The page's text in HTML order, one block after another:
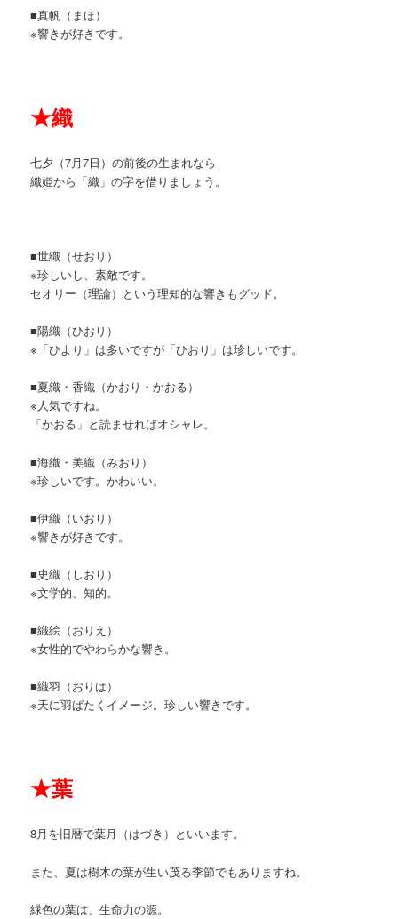
■真帆（まほ）
※響きが好きです。
★織
七夕（7月7日）の前後の生まれなら
織姫から「織」の字を借りましょう。
■世織（せおり）
※珍しいし、素敵です。
セオリー（理論）という理知的な響きもグッド。
■陽織（ひおり）
※「ひより」は多いですが「ひおり」は珍しいです。
■夏織・香織（かおり・かおる）
※人気ですね。
「かおる」と読ませればオシャレ。
■海織・美織（みおり）
※珍しいです。かわいい。
■伊織（いおり）
※響きが好きです。
■史織（しおり）
※文学的、知的。
■織絵（おりえ）
※女性的でやわらかな響き。
■織羽（おりは）
※天に羽ばたくイメージ。珍しい響きです。
★葉
8月を旧暦で葉月（はづき）といいます。
また、夏は樹木の葉が生い茂る季節でもありますね。
緑色の葉は、生命力の源。